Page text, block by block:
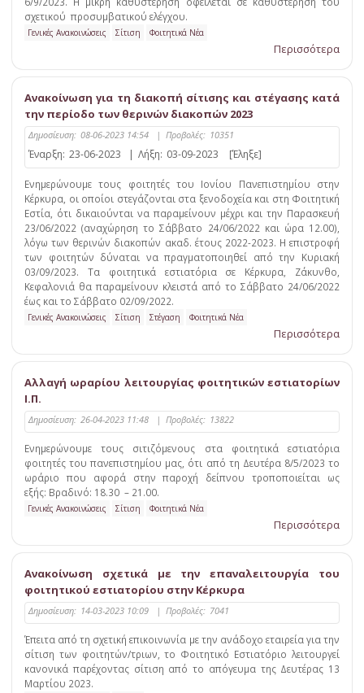
σχετικού προσυμβατικού ελέγχου.
Γενικές Ανακοινώσεις Σίτιση Φοιτητικά Νέα
Περισσότερα
Ανακοίνωση για τη διακοπή σίτισης και στέγασης κατά
την περίοδο των θερινών διακοπών 2023
Δημοσίευση: 08-06-2023 14:54 | Προβολές: 10351
Έναρξη: 23-06-2023 | Λήξη: 03-09-2023 [Έληξε]
Ενημερώνουμε τους φοιτητές του Ιονίου Πανεπιστημίου στην
Κέρκυρα, οι οποίοι στεγάζονται στα ξενοδοχεία και στη Φοιτητική
Εστία, ότι δικαιούνται να παραμείνουν μέχρι και την Παρασκευή
23/06/2022 (αναχώρηση το Σάββατο 24/06/2022 και ώρα 12.00),
λόγω των θερινών διακοπών ακαδ. έτους 2022-2023. Η επιστροφή
των φοιτητών δύναται να πραγματοποιηθεί από την Κυριακή
03/09/2023. Τα φοιτητικά εστιατόρια σε Κέρκυρα, Ζάκυνθο,
Κεφαλονιά θα παραμείνουν κλειστά από το Σάββατο 24/06/2022
έως και το Σάββατο 02/09/2022.
Γενικές Ανακοινώσεις Σίτιση Στέγαση Φοιτητικά Νέα
Περισσότερα
Αλλαγή ωραρίου λειτουργίας φοιτητικών εστιατορίων
Ι.Π.
Δημοσίευση: 26-04-2023 11:48 | Προβολές: 13822
Ενημερώνουμε τους σιτιζόμενους στα φοιτητικά εστιατόρια
φοιτητές του πανεπιστημίου μας, ότι από τη Δευτέρα 8/5/2023 το
ωράριο που αφορά στην παροχή δείπνου τροποποιείται ως
εξής: Βραδινό: 18.30 – 21.00.
Γενικές Ανακοινώσεις Σίτιση Φοιτητικά Νέα
Περισσότερα
Ανακοίνωση σχετικά με την επαναλειτουργία του
φοιτητικού εστιατορίου στην Κέρκυρα
Δημοσίευση: 14-03-2023 10:09 | Προβολές: 7041
Έπειτα από τη σχετική επικοινωνία με την ανάδοχο εταιρεία για την
σίτιση των φοιτητών/τριων, το Φοιτητικό Εστιατόριο λειτουργεί
κανονικά παρέχοντας σίτιση από το απόγευμα της Δευτέρας 13
Μαρτίου 2023.